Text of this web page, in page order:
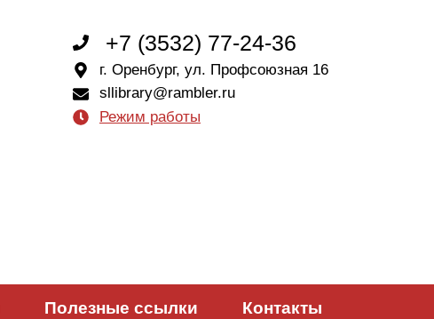
+7 (3532) 77-24-36
г. Оренбург, ул. Профсоюзная 16
sllibrary@rambler.ru
Режим работы
Полезные ссылки Контакты